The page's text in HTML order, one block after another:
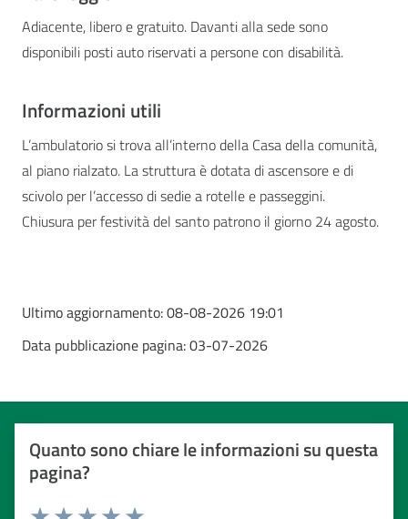
Adiacente, libero e gratuito. Davanti alla sede sono
disponibili posti auto riservati a persone con disabilità.
Informazioni utili
L’ambulatorio si trova all’interno della Casa della comunità,
al piano rialzato. La struttura è dotata di ascensore e di
scivolo per l’accesso di sedie a rotelle e passeggini.
Chiusura per festività del santo patrono il giorno 24 agosto.
Ultimo aggiornamento:08-08-2026 19:01
Data pubblicazione pagina:03-07-2026
Quanto sono chiare le informazioni su questa
pagina?
Valuta da 1 a 5 stelle